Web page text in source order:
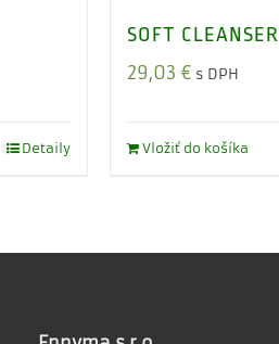
Detaily
SOFT CLEANSER
29,03 € s DPH
Vložiť do košíka